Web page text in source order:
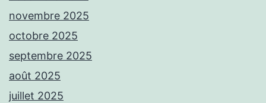
novembre 2025
octobre 2025
septembre 2025
août 2025
juillet 2025